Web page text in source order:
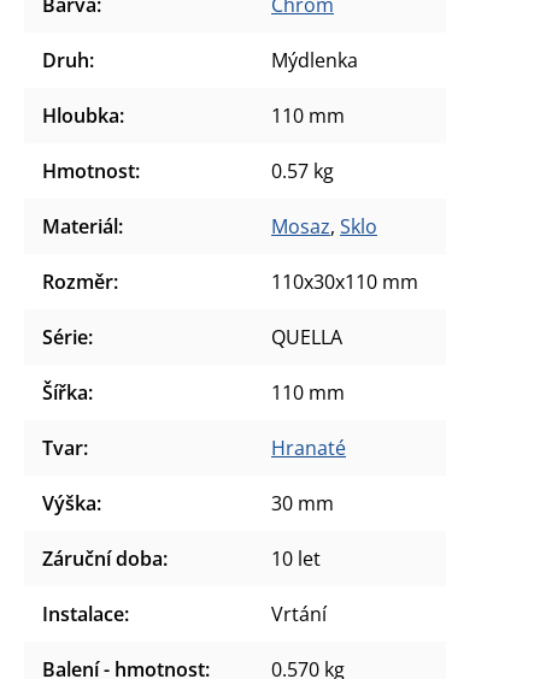
Druh: Mýdlenka
Hloubka: 110 mm
Hmotnost: 0.57 kg
Materiál: Mosaz, Sklo
Rozměr: 110x30x110 mm
Série: QUELLA
Šířka: 110 mm
Tvar: Hranaté
Výška: 30 mm
Záruční doba: 10 let
Instalace: Vrtání
Balení - hmotnost: 0.570 kg